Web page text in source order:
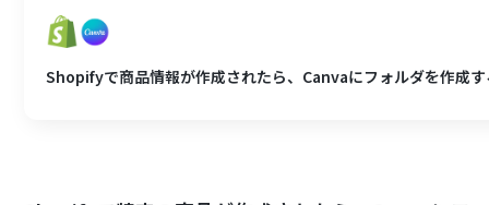
Shopifyで商品情報が作成されたら、Canvaにフォルダを作成